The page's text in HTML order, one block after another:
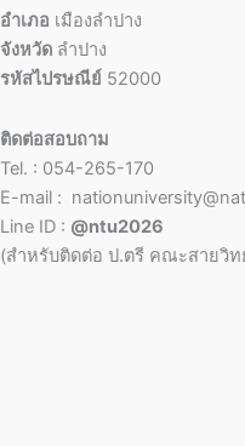
อำเภอ เมืองลำปาง
จังหวัด ลำปาง
รหัสไปรษณีย์ 52000
ติดต่อสอบถาม
Tel. : 054-265-170
E-mail :
Line ID : @ntu2026
(สำหรับติดต่อ ป.ตรี คณะสายวิ